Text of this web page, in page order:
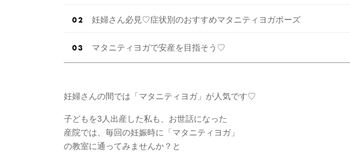
妊婦さん必見♡症状別のおすすめマタニティヨガポーズ
マタニティヨガで安産を目指そう♡
妊婦さんの間では「マタニティヨガ」が人気です♡
子どもを3人出産した私も、お世話になった
産院では、毎回の妊娠時に「マタニティヨガ」
の教室に通ってみませんか？と